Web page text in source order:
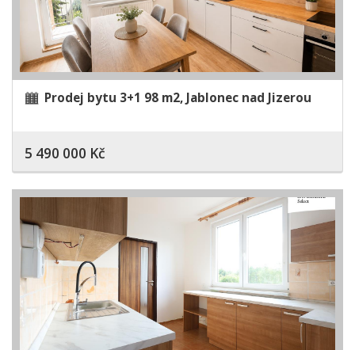
Prodej bytu 3+1 98 m2, Jablonec nad Jizerou
5 490 000 Kč